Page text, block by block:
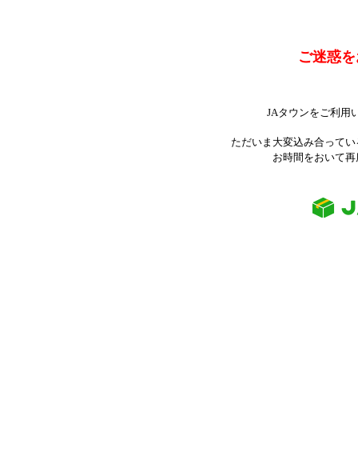
ご迷惑
JAタウンをご利用
ただいま大変込み合って
お時間をおいて